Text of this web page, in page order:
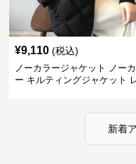
¥9,110 (税込)
ノーカラージャケット ノー
ー キルティングジャケット
新着